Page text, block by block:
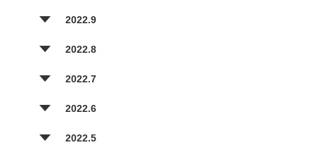
2022.9
2022.8
2022.7
2022.6
2022.5